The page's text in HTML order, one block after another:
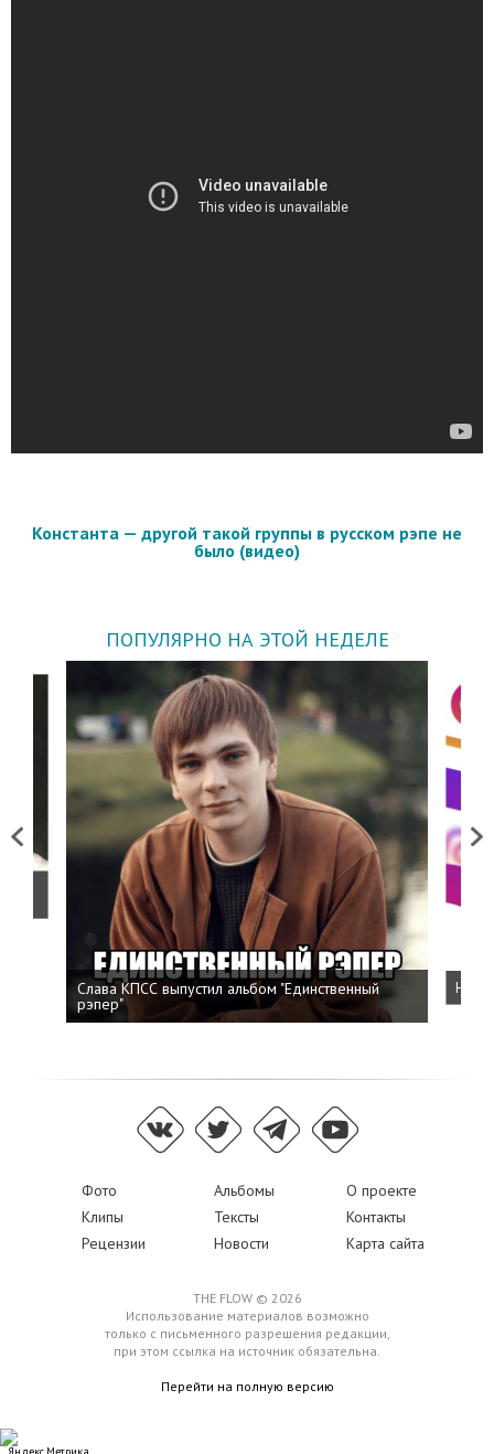
Константа — другой такой группы в русском рэпе не
было (видео)
ПОПУЛЯРНО НА ЭТОЙ НЕДЕЛЕ
Previous
Слава КПСС выпустил альбом "Единственный
рэпер"
Next
Фото Альбомы
О проекте
Клипы
Тексты
Контакты
Рецензии
Новости Карта сайта
THE FLOW © 2026
Использование материалов возможно
только с письменного разрешения редакции,
при этом ссылка на источник обязательна.
Перейти на полную версию